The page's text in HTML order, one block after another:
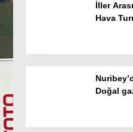
İller
Hava
Doğal